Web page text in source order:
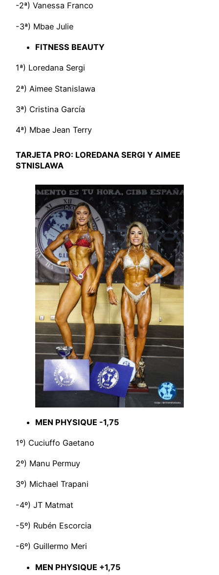
-2ª) Vanessa Franco
-3ª) Mbae Julie
FITNESS BEAUTY
1ª) Loredana Sergi
2ª) Aimee Stanislawa
3ª) Cristina García
4ª) Mbae Jean Terry
TARJETA PRO: LOREDANA SERGI Y AIMEE
STNISLAWA
MEN PHYSIQUE -1,75
1º) Cuciuffo Gaetano
2º) Manu Permuy
3º) Michael Trapani
-4º) JT Matmat
-5º) Rubén Escorcia
-6º) Guillermo Meri
MEN PHYSIQUE +1,75